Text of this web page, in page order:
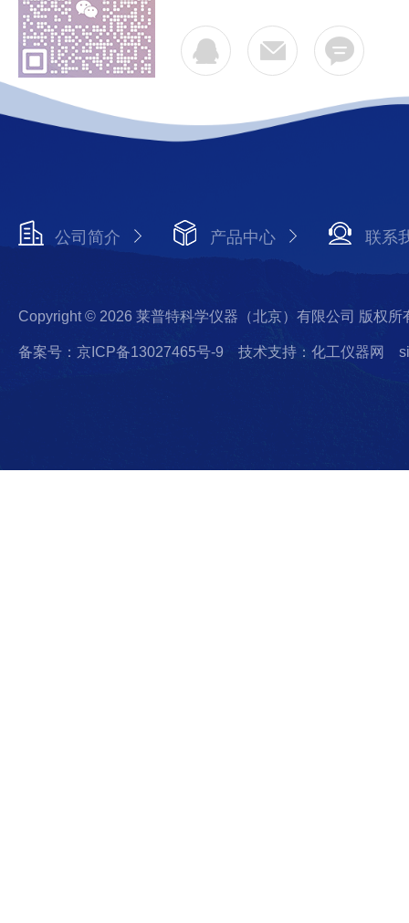
公司简介 产品中心 联系
Copyright © 2026 莱普特科学仪器（北京）有限公司 版权所
备案号：京ICP备13027465号-9 技术支持：化工仪器网